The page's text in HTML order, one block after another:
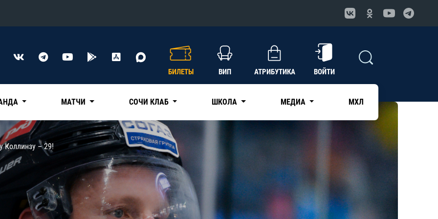
Конференция «Восток»
Нефтехимик
Трактор
Дивизион Чернышева
Авангард
Адмирал
КХЛ
БИЛЕТЫ ВИП АТРИБУТИКА ВОЙТИ
МАТЧИ СОЧИ КЛАБ ШКОЛА МЕДИА МХЛ
Коллинзу – 29!